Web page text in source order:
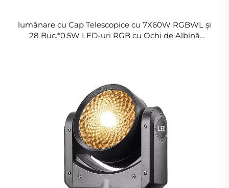
lumânare cu Cap Telescopice cu 7X60W RGBWL și
28 Buc.*0.5W LED-uri RGB cu Ochi de Albină